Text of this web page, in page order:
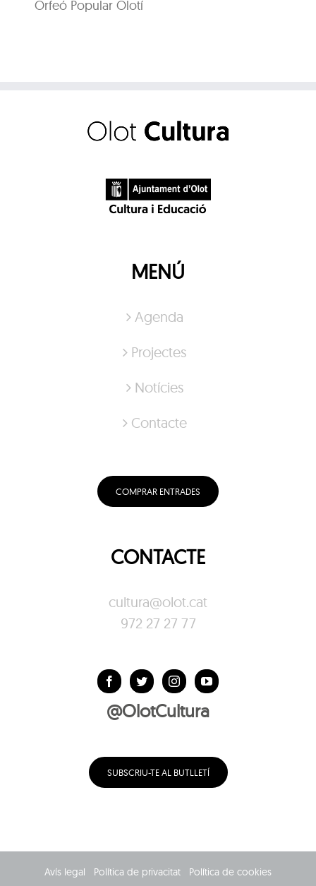
Orfeó Popular Olotí
MENÚ
Agenda
Projectes
Notícies
Contacte
COMPRAR ENTRADES
CONTACTE
cultura@olot.cat
972 27 27 77
@OlotCultura
SUBSCRIU-TE AL BUTLLETÍ
Avís legal Política de privacitat Política de cookies